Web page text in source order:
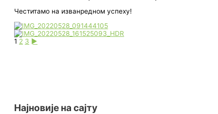
Честитамо на изванредном успеху!
1 2 3 ►
Најновије на сајту